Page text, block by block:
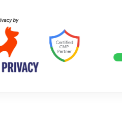
計往旗艦機靠攏：Samsung